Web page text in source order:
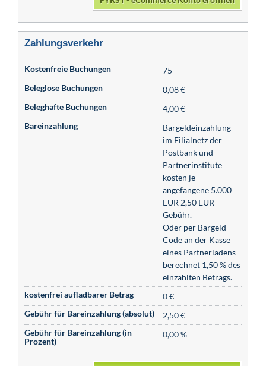
Zahlungsverkehr
Kostenfreie Buchungen
75
Beleglose Buchungen
0,08 €
Beleghafte Buchungen
4,00 €
Bareinzahlung
Bargeldeinzahlung
im Filialnetz der
Postbank und
Partnerinstitute
kosten je
angefangene 5.000
EUR 2,50 EUR
Gebühr.
Oder per Bargeld-
Code an der Kasse
eines Partnerladens
berechnet 1,50 % des
einzahlten Betrags.
kostenfrei aufladbarer Betrag
0 €
Gebühr für Bareinzahlung (absolut)
2,50 €
Gebühr für Bareinzahlung (in
Prozent)
0,00 %